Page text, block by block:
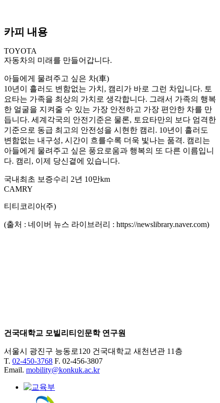
카피 내용
TOYOTA
자동차의 미래를 만들어갑니다.
아들에게 물려주고 싶은 차(車)
10년이 흘러도 변함없는 가치, 캠리가 바로 그런 차입니다. 토
요타는 가족을 최상의 가치로 생각합니다. 그래서 가족의 행복
한 얼굴을 지켜줄 수 있는 가장 안전하고 가장 편안한 차를 만
듭니다. 세계각국의 안전기준은 물론, 토요타만의 보다 엄격한
기준으로 동급 최고의 안전성을 시현한 캠리. 10년이 흘러도
변함없는 내구성, 시간이 흐를수록 더욱 빛나는 품격. 캠리는
아들에게 물려주고 싶은 풍요로움과 행복의 또 다른 이름입니
다. 캠리, 이제 당신곁에 있습니다.
국내최초 보증수리 2년 10만km
CAMRY
티티코리아(주)
(출처 : 네이버 뉴스 라이브러리 : https://newslibrary.naver.com)
건국대학교 모빌리티인문학 연구원
서울시 광진구 능동로120 건국대학교 새천년관 11층
T. 02-450-3768 F. 02-456-3807
Email. mobility@konkuk.ac.kr